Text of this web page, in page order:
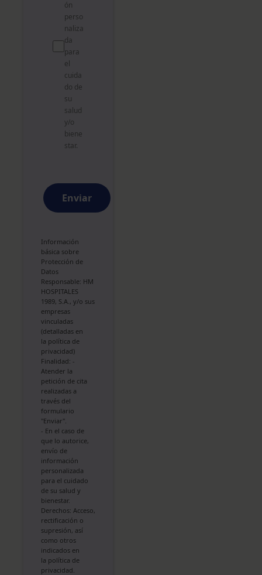
ón
perso
naliza
da
para
el
cuida
do de
su
salud
y/o
biene
star.
Enviar
Información
básica sobre
Protección de
Datos
Responsable: HM
HOSPITALES
1989, S.A., y/o sus
empresas
vinculadas
(detalladas en
la política de
privacidad)
Finalidad: -
Atender la
petición de cita
realizadas a
través del
formulario
"Enviar".
- En el caso de
que lo autorice,
envío de
información
personalizada
para el cuidado
de su salud y
bienestar.
Derechos: Acceso,
rectificación o
supresión, así
como otros
indicados en
la política de
privacidad.